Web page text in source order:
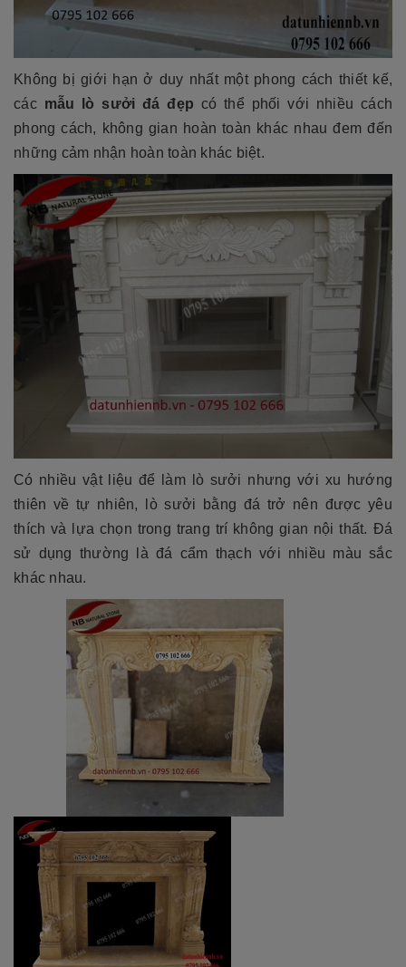
Không bị giới hạn ở duy nhất một phong cách thiết kế,
các mẫu lò sưởi đá đẹp có thể phối với nhiều cách
phong cách, không gian hoàn toàn khác nhau đem đến
những cảm nhận hoàn toàn khác biệt.
Có nhiều vật liệu để làm lò sưởi nhưng với xu hướng
thiên về tự nhiên, lò sưởi bằng đá trở nên được yêu
thích và lựa chọn trong trang trí không gian nội thất. Đá
sử dụng thường là đá cẩm thạch với nhiều màu sắc
khác nhau.